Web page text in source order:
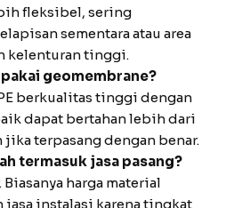
fleksibel, sering
sementara atau area
kelenturan tinggi.
pakai geomembrane?
berkualitas tinggi dengan
dapat bertahan lebih dari
terpasang dengan benar.
termasuk jasa pasang?
harga material
instalasi karena tingkat